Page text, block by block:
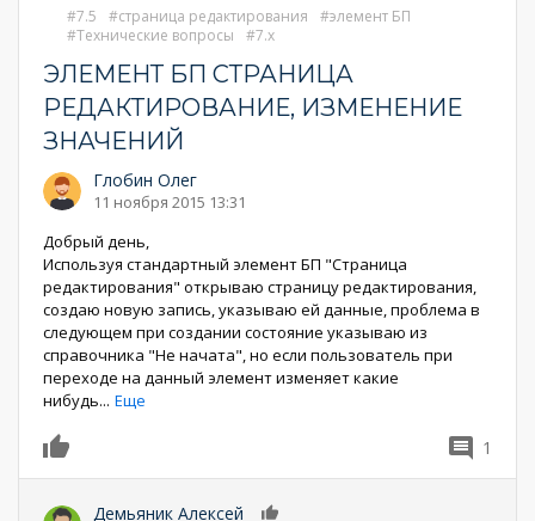
7.5 страница редактирования
элемент БП
Технические вопросы
7.x
ЭЛЕМЕНТ БП СТРАНИЦА
РЕДАКТИРОВАНИЕ, ИЗМЕНЕНИЕ
ЗНАЧЕНИЙ
Глобин Олег
11 ноября 2015 13:31
Добрый день,
Используя стандартный элемент БП "Страница
редактирования" открываю страницу редактирования,
создаю новую запись, указываю ей данные, проблема в
следующем при создании состояние указываю из
справочника "Не начата", но если пользователь при
переходе на данный элемент изменяет какие
нибудь... Еще
1
Демьяник Алексей